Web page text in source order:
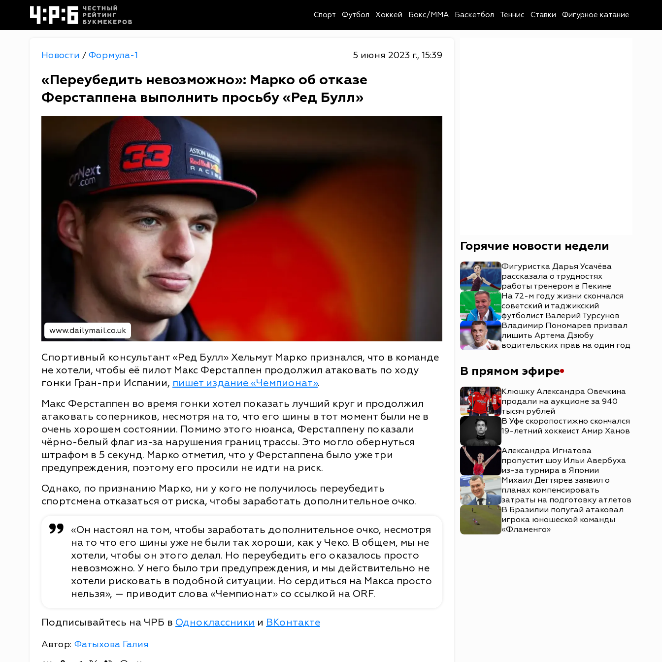
Спорт Футбол Хоккей Бокс/MMA Баскетбол Теннис Ставки Фигурное катание
Новости / Формула-1 5 июня 2023 г., 15:39
«Переубедить невозможно»: Марко об отказе
Ферстаппена выполнить просьбу «Ред Булл»
www.dailymail.co.uk
Спортивный консультант «Ред Булл» Хельмут Марко признался, что в команде
не хотели, чтобы её пилот Макс Ферстаппен продолжил атаковать по ходу
гонки Гран-при Испании, пишет издание «Чемпионат».
Макс Ферстаппен во время гонки хотел показать лучший круг и продолжил
атаковать соперников, несмотря на то, что его шины в тот момент были не в
очень хорошем состоянии. Помимо этого нюанса, Ферстаппену показали
чёрно-белый флаг из-за нарушения границ трассы. Это могло обернуться
штрафом в 5 секунд. Марко отметил, что у Ферстаппена было уже три
предупреждения, поэтому его просили не идти на риск.
Однако, по признанию Марко, ни у кого не получилось переубедить
спортсмена отказаться от риска, чтобы заработать дополнительное очко.
«Он настоял на том, чтобы заработать дополнительное очко, несмотря
на то что его шины уже не были так хороши, как у Чеко. В общем, мы не
хотели, чтобы он этого делал. Но переубедить его оказалось просто
невозможно. У него было три предупреждения, и мы действительно не
хотели рисковать в подобной ситуации. Но сердиться на Макса просто
нельзя», — приводит слова «Чемпионат» со ссылкой на ORF.
Подписывайтесь на ЧРБ в Одноклассники и ВКонтакте
Автор: Фатыхова Галия
Горячие новости недели
Фигуристка Дарья Усачёва
рассказала о трудностях
работы тренером в Пекине
На 72-м году жизни скончался
советский и таджикский
футболист Валерий Турсунов
Владимир Пономарев призвал
лишить Артема Дзюбу
водительских прав на один год
В прямом эфире
Клюшку Александра Овечкина
продали на аукционе за 940
тысяч рублей
В Уфе скоропостижно скончался
19-летний хоккеист Амир Ханов
Александра Игнатова
пропустит шоу Ильи Авербуха
из-за турнира в Японии
Михаил Дегтярев заявил о
планах компенсировать
затраты на подготовку атлетов
В Бразилии попугай атаковал
игрока юношеской команды
«Фламенго»